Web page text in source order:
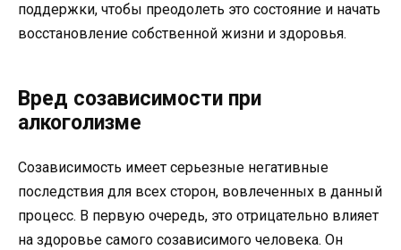
поддержки, чтобы преодолеть это состояние и начать
восстановление собственной жизни и здоровья.
Вред созависимости при
алкоголизме
Созависимость имеет серьезные негативные
последствия для всех сторон, вовлеченных в данный
процесс. В первую очередь, это отрицательно влияет
на здоровье самого созависимого человека. Он